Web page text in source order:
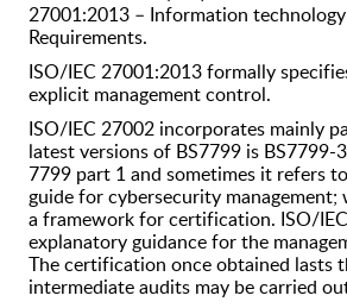
27001:2013 – Information
Requirements.
ISO/IEC 27001:2013 formally
explicit management control.
ISO/IEC 27002 incorporates mainly
latest versions of BS7799 is
7799 part 1 and sometimes it refers
guide for cybersecurity
a framework for certification. ISO/
explanatory guidance for the
The certification once obtained lasts
intermediate audits may be carried